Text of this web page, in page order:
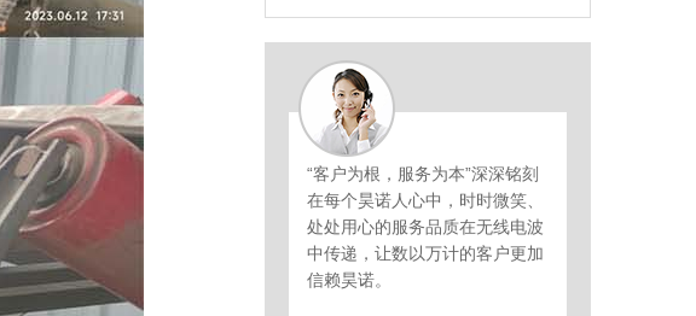
“客户为根，服务为本”深深铭刻
在每个昊诺人心中，时时微笑、
处处用心的服务品质在无线电波
中传递，让数以万计的客户更加
信赖昊诺。